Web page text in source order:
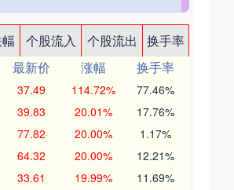
个股流入 个股流出
换手率
最新价 涨幅
换手率
37.49 114.72% 77.46%
39.83 20.01% 17.76%
77.82 20.00% 1.17%
64.32 20.00% 12.21%
33.61 19.99% 11.69%